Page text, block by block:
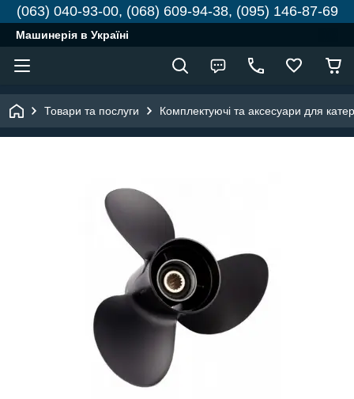
(063) 040-93-00, (068) 609-94-38, (095) 146-87-69
Машинерія в Україні
Товари та послуги Комплектуючі та аксесуари для